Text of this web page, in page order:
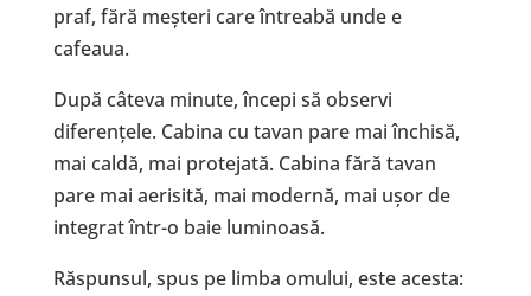
praf, fără meșteri care întreabă unde e
cafeaua.
După câteva minute, începi să observi
diferențele. Cabina cu tavan pare mai închisă,
mai caldă, mai protejată. Cabina fără tavan
pare mai aerisită, mai modernă, mai ușor de
integrat într-o baie luminoasă.
Răspunsul, spus pe limba omului, este acesta: